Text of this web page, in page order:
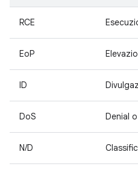
RCE
EoP
ID
DoS Denial
N/D